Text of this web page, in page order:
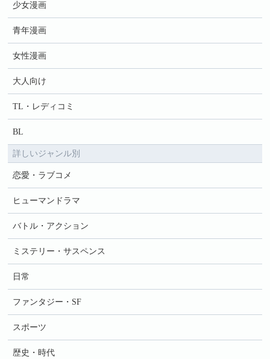
少女漫画
青年漫画
女性漫画
大人向け
TL・レディコミ
BL
詳しいジャンル別
恋愛・ラブコメ
ヒューマンドラマ
バトル・アクション
ミステリー・サスペンス
日常
ファンタジー・SF
スポーツ
歴史・時代